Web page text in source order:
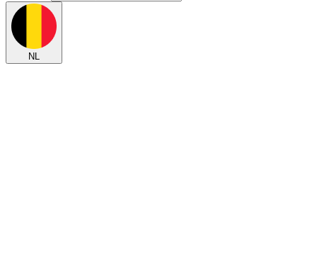
NL